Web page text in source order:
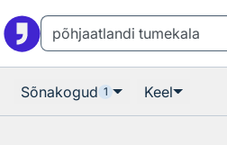
Sõnakogud 1 Keel